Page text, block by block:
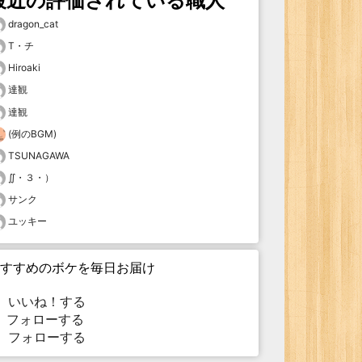
dragon_cat
T・チ
Hiroaki
達観
達観
(例のBGM)
TSUNAGAWA
∬・３・）
サンク
ユッキー
すめのボケを毎日お届け
いいね！する
ォローする
フォローする